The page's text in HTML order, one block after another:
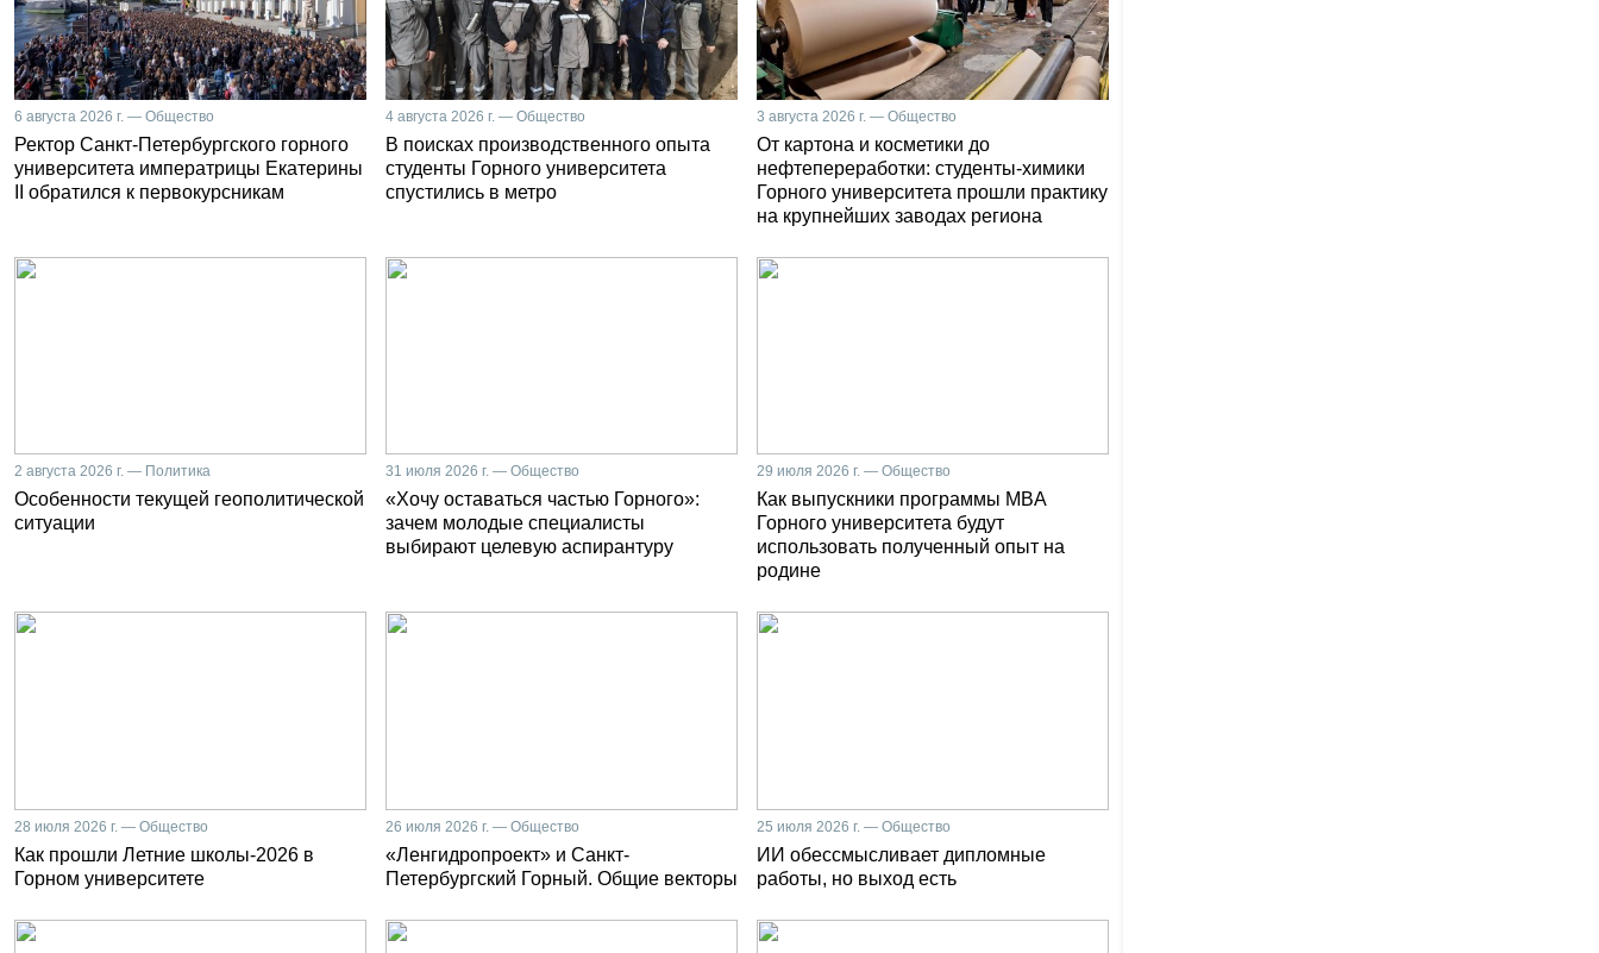
6 августа 2026 г. — Общество
Ректор Санкт-Петербургского горного
университета императрицы Екатерины
II обратился к первокурсникам
4 августа 2026 г. — Общество
В поисках производственного опыта
студенты Горного университета
спустились в метро
3 августа 2026 г. — Общество
От картона и косметики до
нефтепереработки: студенты-химики
Горного университета прошли практику
на крупнейших заводах региона
2 августа 2026 г. — Политика
Особенности текущей геополитической
ситуации
31 июля 2026 г. — Общество
«Хочу оставаться частью Горного»:
зачем молодые специалисты
выбирают целевую аспирантуру
29 июля 2026 г. — Общество
Как выпускники программы MBA
Горного университета будут
использовать полученный опыт на
родине
28 июля 2026 г. — Общество
Как прошли Летние школы-2026 в
Горном университете
26 июля 2026 г. — Общество
«Ленгидропроект» и Санкт-
Петербургский Горный. Общие векторы
25 июля 2026 г. — Общество
ИИ обессмысливает дипломные
работы, но выход есть